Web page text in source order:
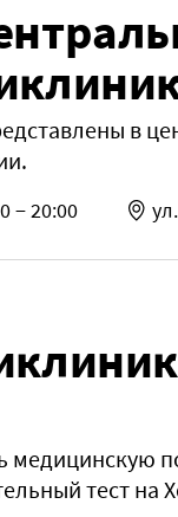
в
− 20:00
медицинскую
тест на